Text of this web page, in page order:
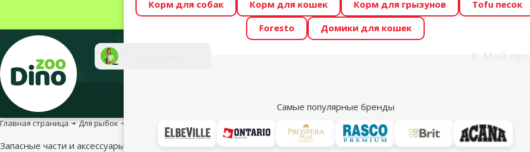
Весь месяц Dino Zoo предлагает отличные цены на ТОП-овые корма! 🍖
Фотоконкурс “GADA ŪSAIŅI”! Возможно Твой питомец станет звездой
Корм для собак Корм для кошек Корм для грызунов
Tofu песок
Foresto
Домики для кошек
Самые популярные бренды
Акции
Главная страница Для рыбок Запасные части и аксессуары
Запасные части и аксессуары